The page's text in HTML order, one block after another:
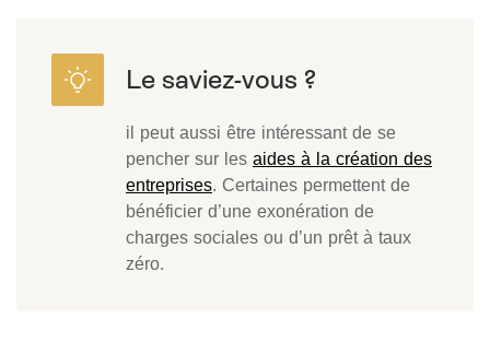
il peut aussi être intéressant de se
pencher sur les aides à la création des
entreprises. Certaines permettent de
bénéficier d’une exonération de
charges sociales ou d’un prêt à taux
zéro.